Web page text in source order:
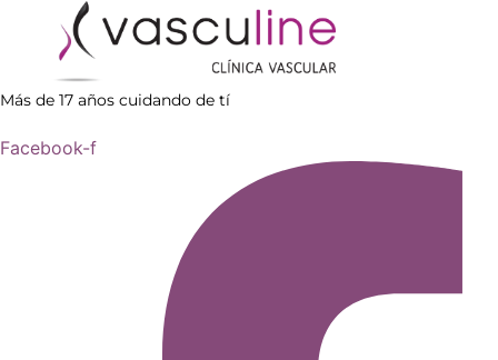
Más de 17 años cuidando de tí
Facebook-f